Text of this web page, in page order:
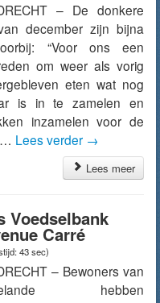
– De donkere
december zijn bijna
“Voor ons een
om weer als vorig
eten wat nog
is in te zamelen en
inzamelen voor de
… Lees verder →
Lees meer
Voedselbank
Carré
43 sec)
– Bewoners van
hebben